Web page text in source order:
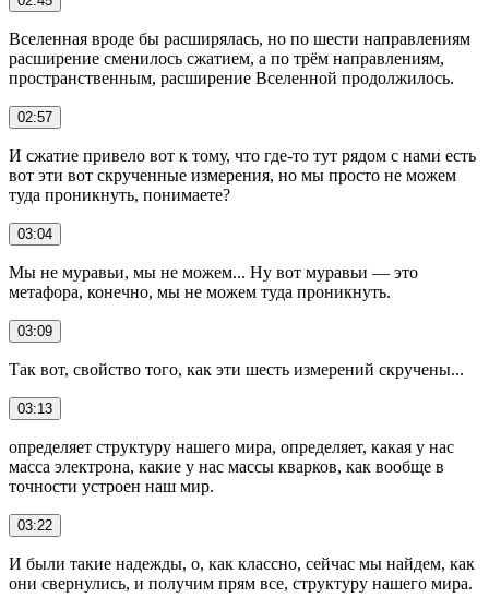
Вселенная вроде бы расширялась, но по шести направлениям
расширение сменилось сжатием, а по трём направлениям,
пространственным, расширение Вселенной продолжилось.
02:57
И сжатие привело вот к тому, что где-то тут рядом с нами есть
вот эти вот скрученные измерения, но мы просто не можем
туда проникнуть, понимаете?
03:04
Мы не муравьи, мы не можем... Ну вот муравьи — это
метафора, конечно, мы не можем туда проникнуть.
03:09
Так вот, свойство того, как эти шесть измерений скручены...
03:13
определяет структуру нашего мира, определяет, какая у нас
масса электрона, какие у нас массы кварков, как вообще в
точности устроен наш мир.
03:22
И были такие надежды, о, как классно, сейчас мы найдем, как
они свернулись, и получим прям все, структуру нашего мира.